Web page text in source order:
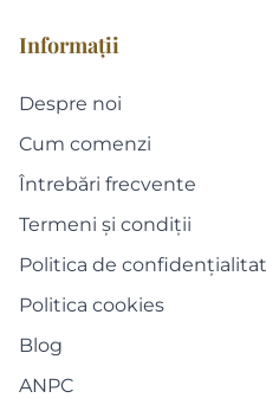
Informații
Despre noi
Cum comenzi
Întrebări frecvente
Termeni și condiții
Politica de
Politica cookies
Blog
ANPC